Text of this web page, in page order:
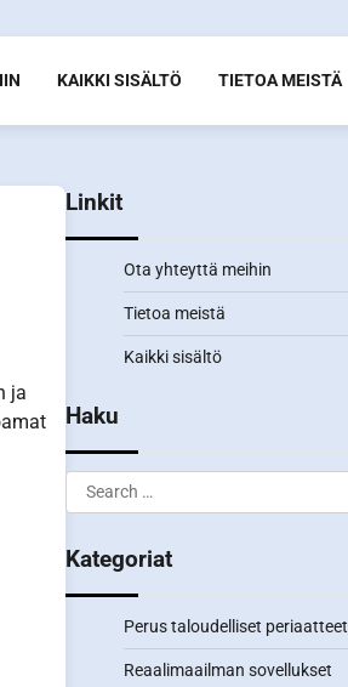
KAIKKI SISÄLTÖ TIETOA MEISTÄ
ja
Linkit
Ota yhteyttä meihin
Tietoa meistä
Kaikki sisältö
Haku
Search
for:
Kategoriat
Perus taloudelliset periaatteet
Reaalimaailman sovellukset